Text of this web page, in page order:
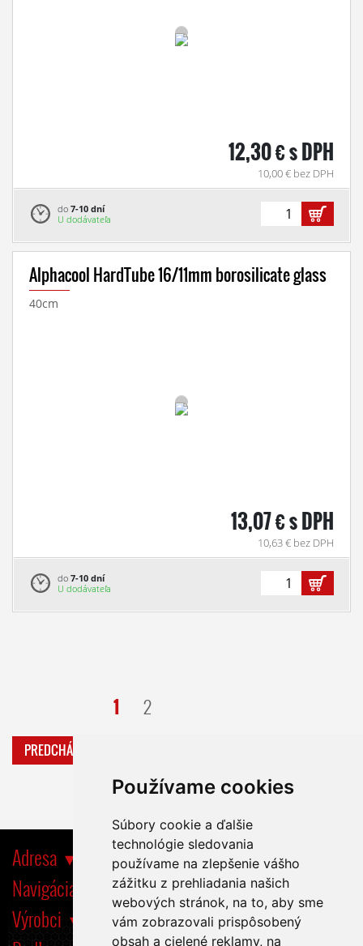
Používame cookies
Súbory cookie a ďalšie
technológie sledovania
používame na zlepšenie vášho
zážitku z prehliadania našich
webových stránok, na to, aby sme
vám zobrazovali prispôsobený
obsah a cielené reklamy, na
12,30 € s DPH
10,00 € bez DPH
do 7-10 dní
U dodávateľa
Alphacool HardTube 16/11mm borosilicate glass
40cm
13,07 € s DPH
10,63 € bez DPH
do 7-10 dní
U dodávateľa
PREDCHÁDZAJÚCA
1 2
Adresa
Navigácia
Výrobci